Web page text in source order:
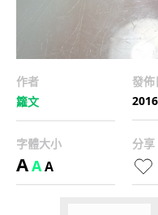
作者
籮文
發佈
字體大小
AAA
分享